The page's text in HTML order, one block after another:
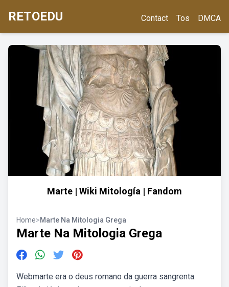
RETOEDU Contact Tos DMCA
Marte | Wiki Mitología | Fandom
Home>Marte Na Mitologia Grega
Marte Na Mitologia Grega
Webmarte era o deus romano da guerra sangrenta.